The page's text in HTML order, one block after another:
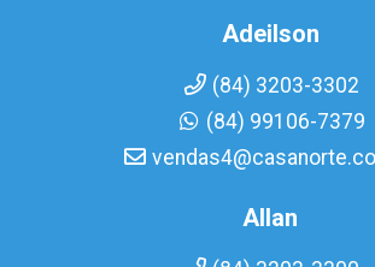
Adeilson
(84) 3203-3302
(84) 99106-7379
Allan